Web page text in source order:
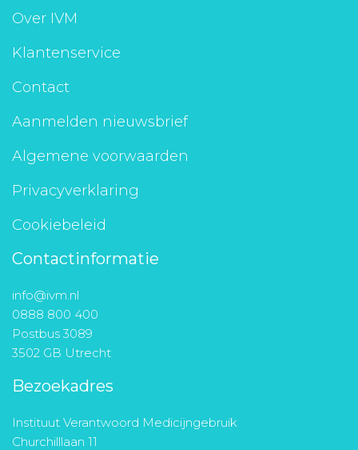
Over IVM
Klantenservice
Contact
Aanmelden nieuwsbrief
Algemene voorwaarden
Privacyverklaring
Cookiebeleid
Contactinformatie
info@ivm.nl
0888 800 400
Postbus 3089
3502 GB Utrecht
Bezoekadres
Instituut Verantwoord Medicijngebruik
Churchilllaan 11